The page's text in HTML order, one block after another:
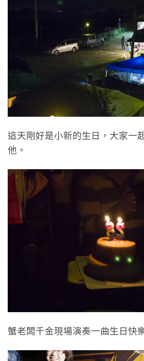
這天剛好是小新的生日，大家一
他。
蟹老闆千金現場演奏一曲生日快